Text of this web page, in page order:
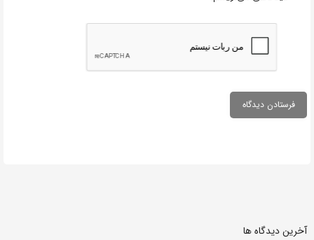
آخرین دیدگاه ها